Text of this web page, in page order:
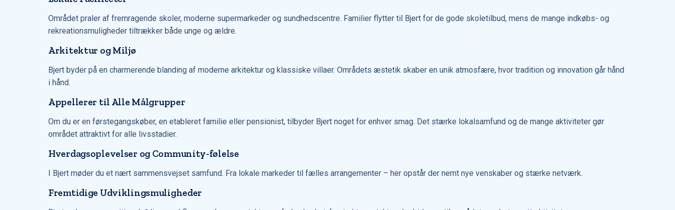
Området praler af fremragende skoler, moderne supermarkeder og sundhedscentre. Familier flytter til Bjert for de gode skoletilbud, mens de mange indkøbs- og
rekreationsmuligheder tiltrækker både unge og ældre.
Arkitektur og Miljø
Bjert byder på en charmerende blanding af moderne arkitektur og klassiske villaer. Områdets æstetik skaber en unik atmosfære, hvor tradition og innovation går hånd
i hånd.
Appellerer til Alle Målgrupper
Om du er en førstegangskøber, en etableret familie eller pensionist, tilbyder Bjert noget for enhver smag. Det stærke lokalsamfund og de mange aktiviteter gør
området attraktivt for alle livsstadier.
Hverdagsoplevelser og Community-følelse
I Bjert møder du et nært sammensvejset samfund. Fra lokale markeder til fælles arrangementer – her opstår der nemt nye venskaber og stærke netværk.
Fremtidige Udviklingsmuligheder